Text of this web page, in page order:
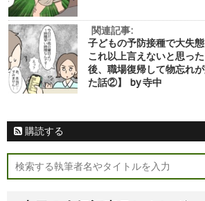
関連記事:
子どもの予防接種で大失
これ以上言えないと思っ
後、職場復帰して物忘れ
た話②】 by 寺中
購読する